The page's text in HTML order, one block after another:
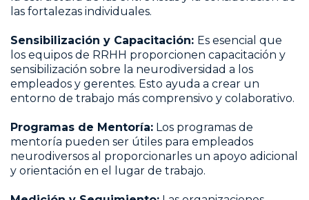
las fortalezas individuales.
Sensibilización y Capacitación: Es esencial que
los equipos de RRHH proporcionen capacitación y
sensibilización sobre la neurodiversidad a los
empleados y gerentes. Esto ayuda a crear un
entorno de trabajo más comprensivo y colaborativo.
Programas de Mentoría: Los programas de
mentoría pueden ser útiles para empleados
neurodiversos al proporcionarles un apoyo adicional
y orientación en el lugar de trabajo.